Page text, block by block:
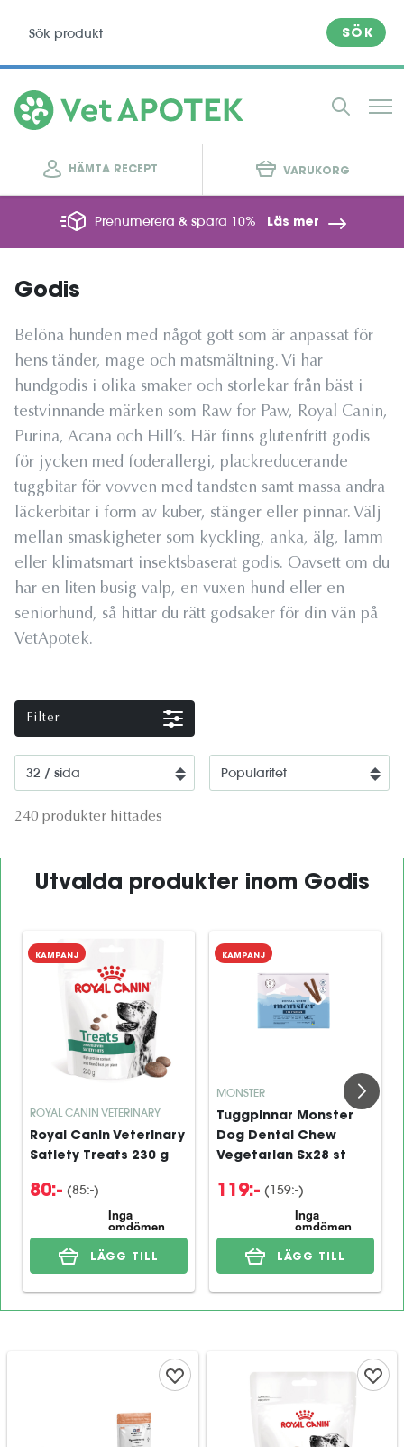
SÖK
HÄMTA RECEPT VARUKORG
Prenumerera & spara 10% Läs mer
Godis
Belöna hunden med något gott som är anpassat för
hens tänder, mage och matsmältning. Vi har
hundgodis i olika smaker och storlekar från bäst i
testvinnande märken som Raw for Paw, Royal Canin,
Purina, Acana och Hill’s. Här finns glutenfritt godis
för jycken med foderallergi, plackreducerande
tuggbitar för vovven med tandsten samt massa andra
läckerbitar i form av kuber, stänger eller pinnar. Välj
mellan smaskigheter som kyckling, anka, älg, lamm
eller klimatsmart insektsbaserat godis. Oavsett om du
har en liten busig valp, en vuxen hund eller en
seniorhund, så hittar du rätt godsaker för din vän på
VetApotek.
Filter
240 produkter hittades
Utvalda produkter inom Godis
KAMPANJ
ROYAL CANIN VETERINARY
Royal Canin Veterinary
Satiety Treats 230 g
80:- (85:-)
LÄGG TILL
KAMPANJ
MONSTER
Tuggpinnar Monster
Dog Dental Chew
Vegetarian Sx28 st
119:- (159:-)
LÄGG TILL